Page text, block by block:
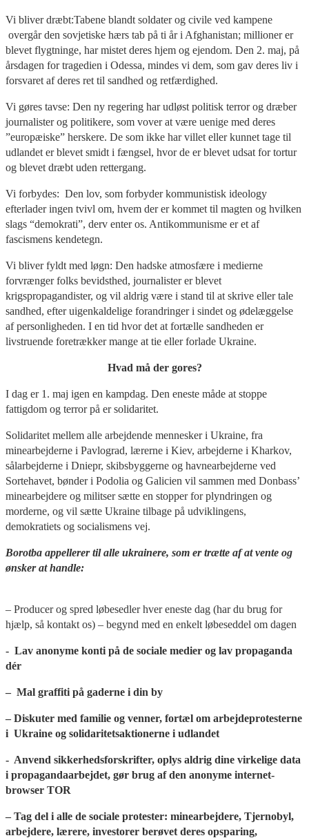
Vi bliver dræbt:Tabene blandt soldater og civile ved kampene
overgår den sovjetiske hærs tab på ti år i Afghanistan; millioner er
blevet flygtninge, har mistet deres hjem og ejendom. Den 2. maj, på
årsdagen for tragedien i Odessa, mindes vi dem, som gav deres liv i
forsvaret af deres ret til sandhed og retfærdighed.
Vi gøres tavse: Den ny regering har udløst politisk terror og dræber
journalister og politikere, som vover at være uenige med deres
”europæiske” herskere. De som ikke har villet eller kunnet tage til
udlandet er blevet smidt i fængsel, hvor de er blevet udsat for tortur
og blevet dræbt uden rettergang.
Vi forbydes: Den lov, som forbyder kommunistisk ideology
efterlader ingen tvivl om, hvem der er kommet til magten og hvilken
slags “demokrati”, derv enter os. Antikommunisme er et af
fascismens kendetegn.
Vi bliver fyldt med løgn: Den hadske atmosfære i medierne
forvrænger folks bevidsthed, journalister er blevet
krigspropagandister, og vil aldrig være i stand til at skrive eller tale
sandhed, efter uigenkaldelige forandringer i sindet og ødelæggelse
af personligheden. I en tid hvor det at fortælle sandheden er
livstruende foretrækker mange at tie eller forlade Ukraine.
Hvad må der gores?
I dag er 1. maj igen en kampdag. Den eneste måde at stoppe
fattigdom og terror på er solidaritet.
Solidaritet mellem alle arbejdende mennesker i Ukraine, fra
minearbejderne i Pavlograd, lærerne i Kiev, arbejderne i Kharkov,
sålarbejderne i Dniepr, skibsbyggerne og havnearbejderne ved
Sortehavet, bønder i Podolia og Galicien vil sammen med Donbass’
minearbejdere og militser sætte en stopper for plyndringen og
morderne, og vil sætte Ukraine tilbage på udviklingens,
demokratiets og socialismens vej.
Borotba appellerer til alle ukrainere, som er trætte af at vente og
ønsker at handle:
– Producer og spred løbesedler hver eneste dag (har du brug for
hjælp, så kontakt os) – begynd med en enkelt løbeseddel om dagen
- Lav anonyme konti på de sociale medier og lav propaganda
dér
– Mal graffiti på gaderne i din by
– Diskuter med familie og venner, fortæl om arbejdeprotesterne
i Ukraine og solidaritetsaktionerne i udlandet
- Anvend sikkerhedsforskrifter, oplys aldrig dine virkelige data
i propagandaarbejdet, gør brug af den anonyme internet-
browser TOR
– Tag del i alle de sociale protester: minearbejdere, Tjernobyl,
arbejdere, lærere, investorer berøvet deres opsparing,